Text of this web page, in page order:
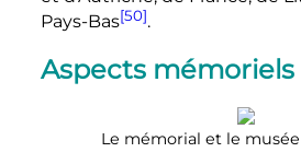
Pays-Bas[50].
Aspects mémoriels
Le mémorial et le